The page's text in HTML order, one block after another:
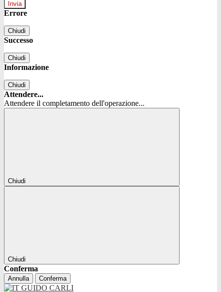
Errore
Chiudi
Successo
Chiudi
Informazione
Chiudi
Attendere...
Attendere il completamento dell'operazione...
Chiudi
Chiudi
Conferma
Annulla Conferma